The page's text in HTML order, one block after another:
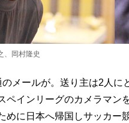
、岡村隆史
メールが。送り主は2人
ペインリーグのカメラマン
めに日本へ帰国しサッカー